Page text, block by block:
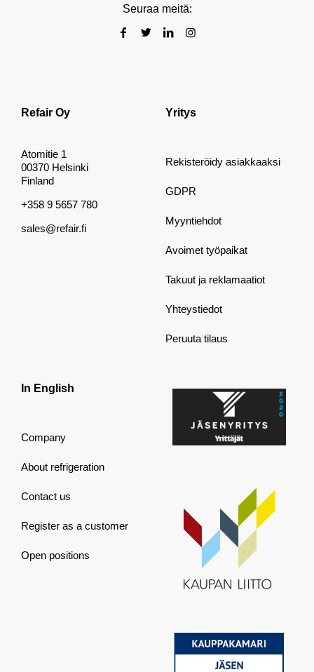
Seuraa meitä:
Refair Oy
Atomitie 1
00370 Helsinki
Finland
+358 9 5657 780
sales@refair.fi
Yritys
Rekisteröidy asiakkaaksi
GDPR
Myyntiehdot
Avoimet työpaikat
Takuut ja reklamaatiot
Yhteystiedot
Peruuta tilaus
In English
Company
About refrigeration
Contact us
Register as a customer
Open positions